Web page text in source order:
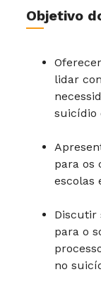
Objetivo
lidar
suicídio
para os
escolas
Discutir
para o
no